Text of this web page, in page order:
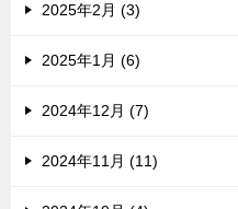
2025年2月 (3)
2025年1月 (6)
2024年12月 (7)
2024年11月 (11)